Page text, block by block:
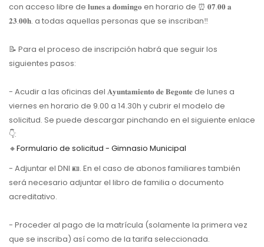
con acceso libre de 𝐥𝐮𝐧𝐞𝐬 𝐚 𝐝𝐨𝐦𝐢𝐧𝐠𝐨 en horario de ⏰ 𝟎𝟕.𝟎𝟎 𝐚
𝟐𝟑.𝟎𝟎𝐡. a todas aquellas personas que se inscriban‼️
📝 Para el proceso de inscripción habrá que seguir los
siguientes pasos:
- Acudir a las oficinas del 𝐀𝐲𝐮𝐧𝐭𝐚𝐦𝐢𝐞𝐧𝐭𝐨 𝐝𝐞 𝐁𝐞𝐠𝐨𝐧𝐭𝐞 de lunes a
viernes en horario de 9.00 a 14.30h y cubrir el modelo de
solicitud. Se puede descargar pinchando en el siguiente enlace
👇:
🔸Formulario de solicitud - Gimnasio Municipal
- Adjuntar el DNI 🪪. En el caso de abonos familiares también
será necesario adjuntar el libro de familia o documento
acreditativo.
- Proceder al pago de la matrícula (solamente la primera vez
que se inscriba) así como de la tarifa seleccionada.